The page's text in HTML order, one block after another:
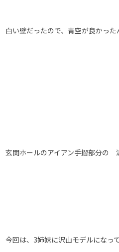
白い壁だったので、青空が良かった
玄関ホールのアイアン手摺部分の
今回は、3姉妹に沢山モデルになっ